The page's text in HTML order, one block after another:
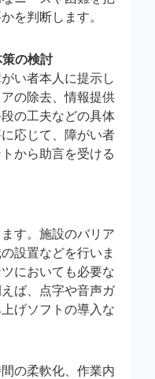
を判断します。
の検討
い者本人に提示し
の除去、情報提供
の工夫などの具体
応じて、障がい者
から助言を受ける
す。施設のバリア
設置などを行いま
においても必要な
ば、点字や音声ガ
げソフトの導入な
の柔軟化、作業内